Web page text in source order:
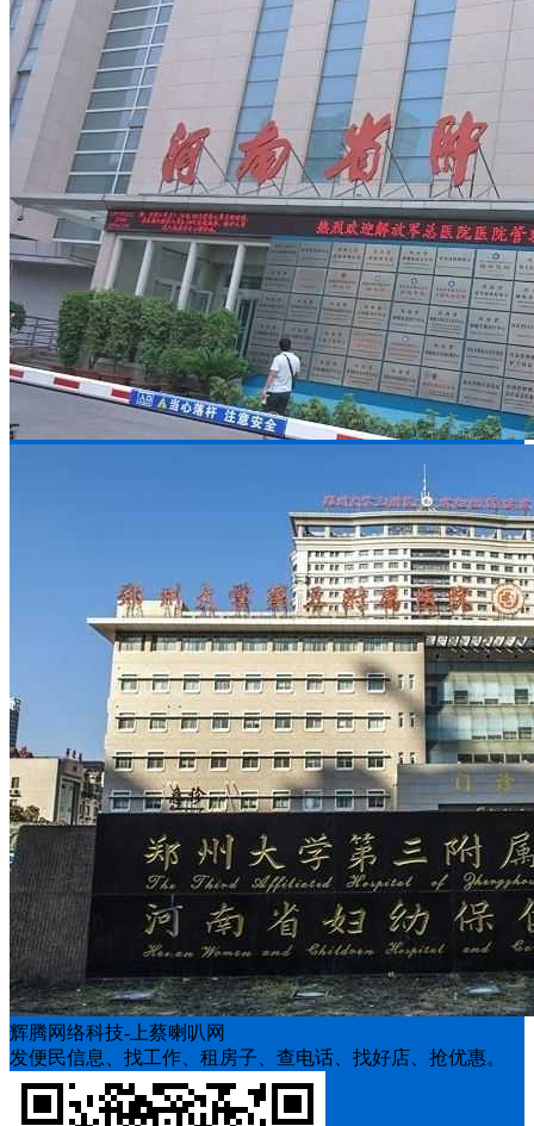
辉腾网络科技-上蔡喇叭网
发便民信息、找工作、租房子、查电话、找好店、抢优惠。